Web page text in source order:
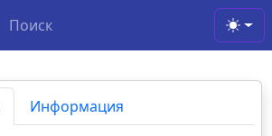
Поиск
Информация